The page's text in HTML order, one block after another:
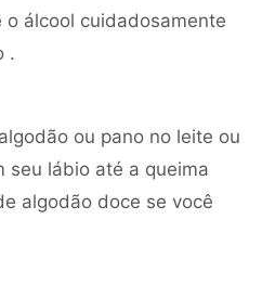
álcool cuidadosamente
.
ou pano no leite ou
seu lábio até a queima
algodão doce se você